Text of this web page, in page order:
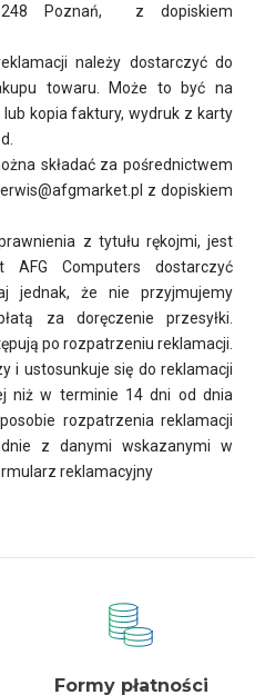
248 Poznań, z dopiskiem
należy dostarczyć do
towaru. Może to być na
lub kopia faktury, wydruk z karty
składać za pośrednictwem
z dopiskiem
z tytułu rękojmi, jest
AFG Computers dostarczyć
jednak, że nie przyjmujemy
za doręczenie przesyłki.
po rozpatrzeniu reklamacji.
i ustosunkuje się do reklamacji
niż w terminie 14 dni od dnia
rozpatrzenia reklamacji
z danymi wskazanymi w
reklamacyjny
Formy płatności